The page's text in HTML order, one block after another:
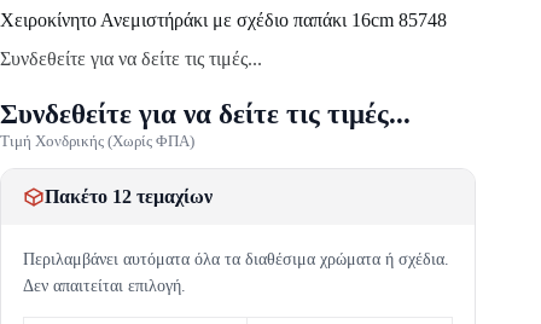
Χειροκίνητο Ανεμιστήράκι με σχέδιο παπάκι 16cm 85748
Συνδεθείτε για να δείτε τις τιμές...
Συνδεθείτε για να δείτε τις τιμές...
Τιμή Χονδρικής (Χωρίς ΦΠΑ)
Πακέτο 12 τεμαχίων
Περιλαμβάνει αυτόματα όλα τα διαθέσιμα χρώματα ή σχέδια.
Δεν απαιτείται επιλογή.